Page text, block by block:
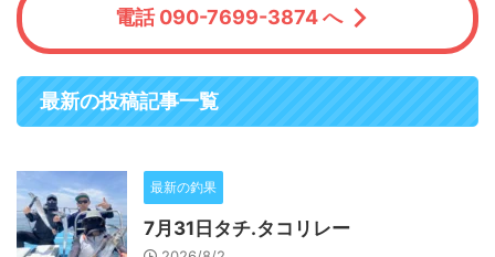
電話 090-7699-3874 へ
最新の投稿記事一覧
最新の釣果
7月31日タチ.タコリレー